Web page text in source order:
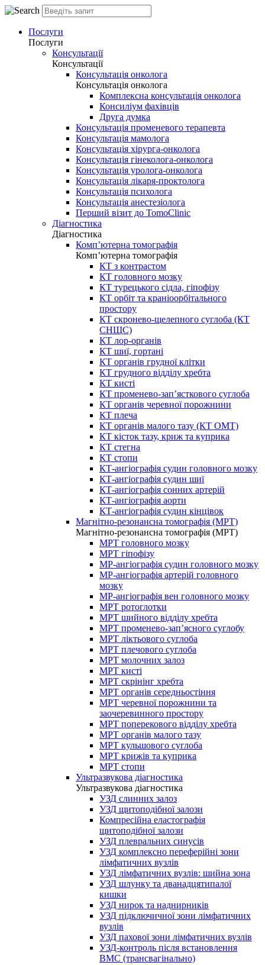
Послуги
Послуги
Консультації
Консультації
Консультація онколога
Консультація онколога
Комплексна консультація онколога
Консиліум фахівців
Друга думка
Консультація променевого терапевта
Консультація мамолога
Консультація хірурга-онколога
Консультація гінеколога-онколога
Консультація уролога-онколога
Консультація лікаря-проктолога
Консультація психолога
Консультація анестезіолога
Перший візит до TomoClinic
Діагностика
Діагностика
Комп’ютерна томографія
Комп’ютерна томографія
КТ з контрастом
КТ головного мозку
КТ турецького сідла, гіпофізу
КТ орбіт та краніоорбітального
простору
КТ скронево-щелепного суглоба (КТ
СНЩС)
КТ лор-органів
КТ шиї, гортані
КТ органів грудної клітки
КТ грудного відділу хребта
КТ кисті
КТ променево-зап’ясткового суглоба
КТ органів черевної порожнини
КТ плеча
КТ органів малого тазу (КТ ОМТ)
КТ кісток тазу, криж та куприка
КТ стегна
КТ стопи
КТ-ангіографія судин головного мозку
КТ-ангіографія судин шиї
КТ-ангіографія сонних артерій
КТ-ангіографія аорти
КТ-ангіографія судин кінцівок
Магнітно-резонансна томографія (МРТ)
Магнітно-резонансна томографія (МРТ)
МРТ головного мозку
МРТ гіпофізу
МР-ангіографія судин головного мозку
МР-ангіографія артерій головного
мозку
МР-ангіографія вен головного мозку
МРТ ротоглотки
МРТ шийного відділу хребта
МРТ променево-зап’ясного суглобу
МРТ ліктьового суглоба
МРТ плечового суглоба
МРТ молочних залоз
МРТ кисті
МРТ скрінінг хребта
МРТ органів середньостіння
МРТ черевної порожнини та
заочеревинного простору
МРТ поперекового відділу хребта
МРТ органів малого тазу
МРТ кульшового суглоба
МРТ крижів та куприка
МРТ стопи
Ультразвукова діагностика
Ультразвукова діагностика
УЗД слинних залоз
УЗД щитоподібної залози
Компресійна еластографія
щитоподібної залози
УЗД плевральних синусів
УЗД комплексно переферійні зони
лімфатичних вузлів
УЗД лімфатичних вузлів: шийна зона
УЗД шлунку та дванадцятипалої
кишки
УЗД нирок та наднирників
УЗД підключичної зони лімфатичних
вузлів
УЗД пахової зони лімфатичних вузлів
УЗД-контроль після встановлення
ВМС (трансвагінально)